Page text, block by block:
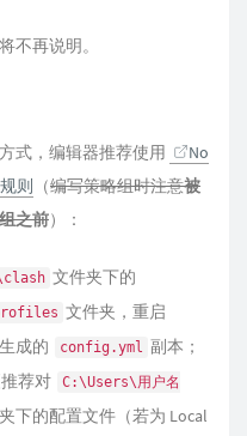
不再说明。
式，编辑器推荐使用
No
则 （编写策略组时注意被
之前）：
文件夹下的
文件夹，重启
成的 config.yml 副本；
荐对 C:\Users\用户名
下的配置文件（若为 Local